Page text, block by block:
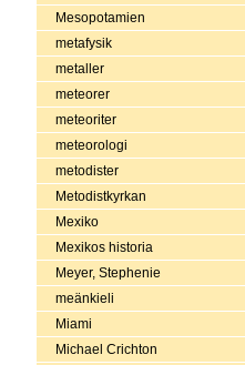
Mesopotamien
metafysik
metaller
meteorer
meteoriter
meteorologi
metodister
Metodistkyrkan
Mexiko
Mexikos historia
Meyer, Stephenie
meänkieli
Miami
Michael Crichton